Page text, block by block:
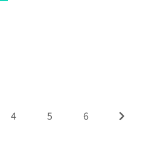
4 5 6